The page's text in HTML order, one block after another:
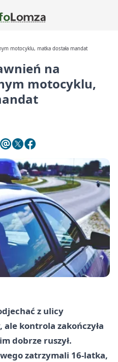
motocyklu, matka dostała mandat
na
motocyklu,
z ulicy
kontrola zakończyła
dobrze ruszył.
zatrzymali 16-latka,